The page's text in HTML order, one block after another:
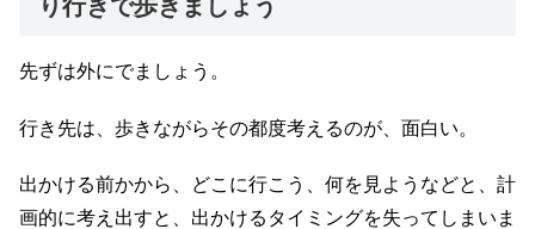
り行きで歩きましょう
先ずは外にでましょう。
行き先は、歩きながらその都度考えるのが、面白い。
出かける前かから、どこに行こう、何を見ようなどと、計
画的に考え出すと、出かけるタイミングを失ってしまいま